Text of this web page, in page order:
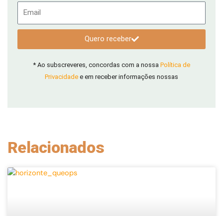
Quero receber
* Ao subscreveres, concordas com a nossa Política de
Privacidade e em receber informações nossas
Relacionados